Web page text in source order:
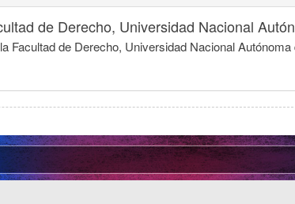
de Derecho, Universidad Nacional
Facultad de Derecho, Universidad Nacional